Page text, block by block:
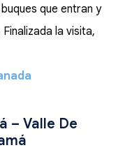
que entran y
la visita,
– Valle De